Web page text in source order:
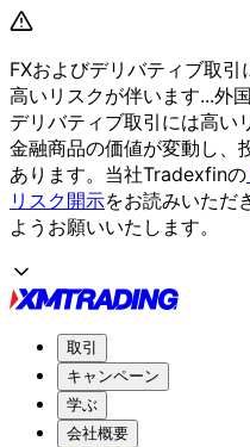
FXおよびデリバティブ取引
高いリスクが伴います...外
デリバティブ取引には高い
金融商品の価値が変動し、
あります。 当社Tradexfinの
リスク開示をお読みいただ
よう お願いいたします。
取引
キャンペーン
学ぶ
会社概要